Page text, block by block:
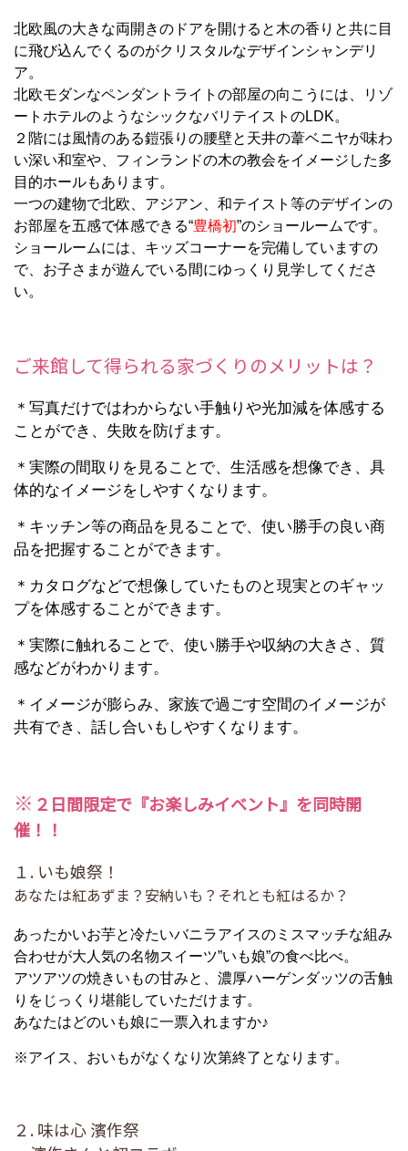
北欧風の大きな両開きのドアを開けると木の香りと共に目
に飛び込んでくるのがクリスタルなデザインシャンデリ
ア。
北欧モダンなペンダントライトの部屋の向こうには、リゾ
ートホテルのようなシックなバリテイストのLDK。
２階には風情のある鎧張りの腰壁と天井の葦ベニヤが味わ
い深い和室や、フィンランドの木の教会をイメージした多
目的ホールもあります。
一つの建物で北欧、アジアン、和テイスト等のデザインの
お部屋を五感で体感できる“豊橋初”のショールームです。
ショールームには、キッズコーナーを完備していますの
で、お子さまが遊んでいる間にゆっくり見学してくださ
い。
ご来館して得られる家づくりのメリットは？
＊写真だけではわからない手触りや光加減を体感する
ことができ、失敗を防げます。
＊実際の間取りを見ることで、生活感を想像でき、具
体的なイメージをしやすくなります。
＊キッチン等の商品を見ることで、使い勝手の良い商
品を把握することができます。
＊カタログなどで想像していたものと現実とのギャッ
プを体感することができます。
＊実際に触れることで、使い勝手や収納の大きさ、質
感などがわかります。
＊イメージが膨らみ、家族で過ごす空間のイメージが
共有でき、話し合いもしやすくなります。
※ ２日間限定で 『お楽しみイベント』を同時開
催！！
１. いも娘祭！
あなたは紅あずま？安納いも？それとも紅はるか？
あったかいお芋と冷たいバニラアイスのミスマッチな組み
合わせが大人気の名物スイーツ”いも娘”の食べ比べ。
アツアツの焼きいもの甘みと、濃厚ハーゲンダッツの舌触
りをじっくり堪能していただけます。
あなたはどのいも娘に一票入れますか♪
※アイス、おいもがなくなり次第終了となります。
２. 味は心 濱作祭